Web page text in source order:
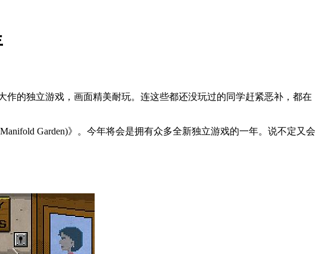
的独立游戏，画面精美耐玩。连这些都还没玩过的同学赶紧恶补，都在
Garden)》。今年将会是拥有众多全新独立游戏的一年。说不定又会